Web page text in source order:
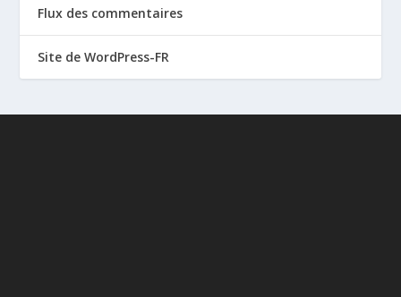
Flux des commentaires
Site de WordPress-FR